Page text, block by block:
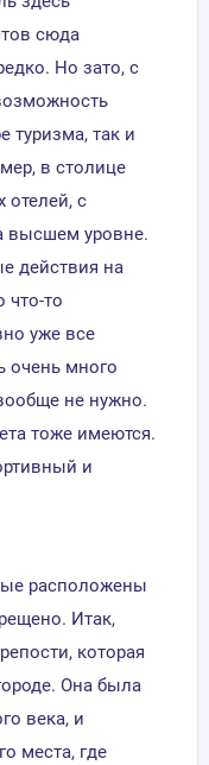
сюда
Но зато, с
туризма, так и
в столице
отелей, с
высшем уровне.
действия на
что-то
уже все
очень много
не нужно.
тоже имеются.
и
расположены
Итак,
которая
Она была
века, и
места, где